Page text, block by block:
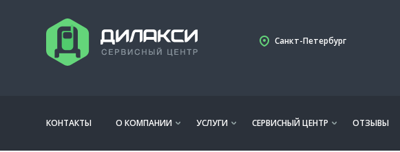
Санкт-Петербург
КОНТАКТЫ О КОМПАНИИ УСЛУГИ СЕРВИСНЫЙ ЦЕНТР ОТЗЫВЫ